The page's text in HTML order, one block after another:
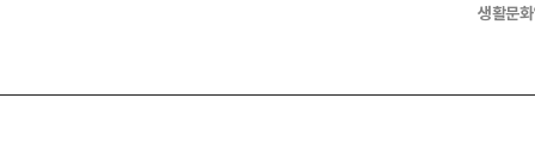
생활문